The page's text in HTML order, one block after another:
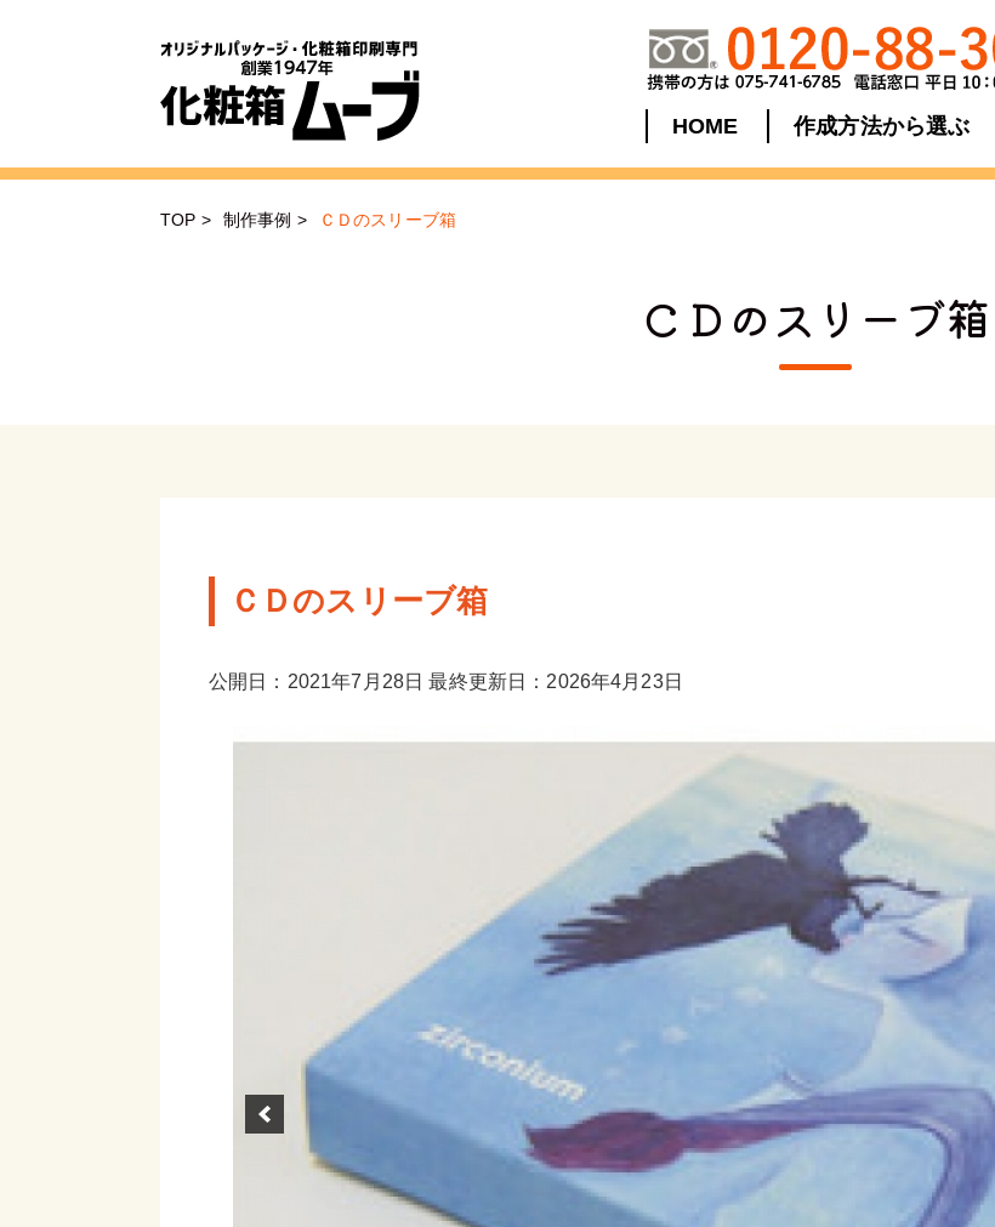
HOME 作成方法から選ぶ
TOP > 制作事例 > ＣＤのスリーブ箱
ＣＤのスリーブ箱
ＣＤのスリーブ箱
公開日：2021年7月28日 最終更新日：2026年4月23日